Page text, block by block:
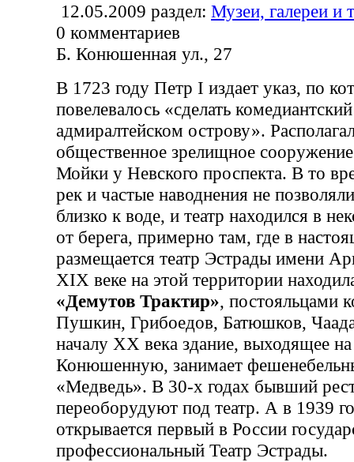
12.05.2009 раздел: Музеи, галереи и
0 комментариев
Б. Конюшенная ул., 27
В 1723 году Петр I издает указ, по
повелевалось «сделать
адмиралтейском острову».
общественное зрелищное сооружение
Мойки у Невского проспекта. В то
рек и частые наводнения не
близко к воде, и театр находился в
от берега, примерно там, где в
размещается театр Эстрады имени
XIX веке на этой территории
«Демутов Трактир», постояльцами
Пушкин, Грибоедов, Батюшков,
началу XX века здание, выходящее
Конюшенную, занимает
«Медведь». В 30-х годах бывший
переоборудуют под театр. А в 1939
открывается первый в России
профессиональный Театр Эстрады.